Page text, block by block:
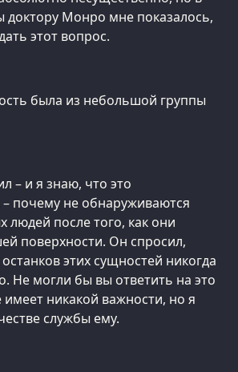
доктору Монро мне показалось,
этот вопрос.
была из небольшой группы
– и я знаю, что это
почему не обнаруживаются
людей после того, как они
поверхности. Он спросил,
этих сущностей никогда
Не могли бы вы ответить на это
имеет никакой важности, но я
службы ему.